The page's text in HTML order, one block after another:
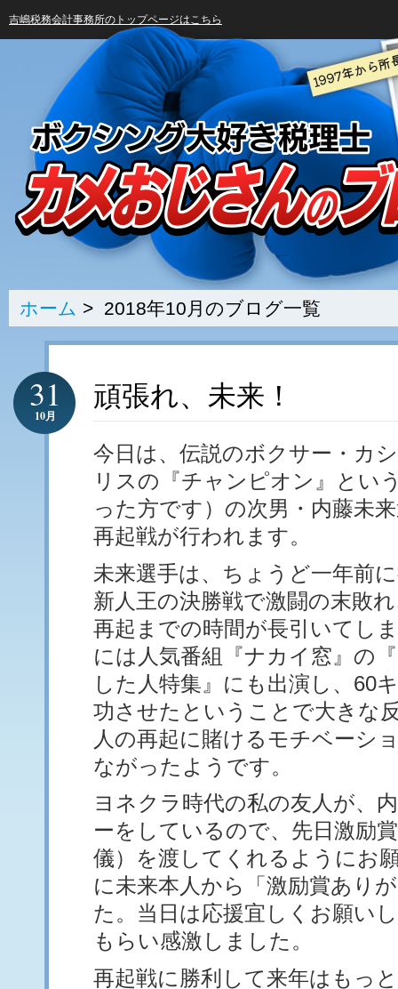
吉嶋税務会計事務所のトップページはこちら
ホーム > 2018年10月のブログ一覧
頑張れ、未来！
31
10月
今日は、伝説のボクサー・カ
リスの『チャンピオン』とい
った方です）の次男・内藤未
再起戦が行われます。
未来選手は、ちょうど一年前
新人王の決勝戦で激闘の末敗
再起までの時間が長引いてし
には人気番組『ナカイ窓』の
した人特集』にも出演し、60
功させたということで大きな
人の再起に賭けるモチベーシ
ながったようです。
ヨネクラ時代の私の友人が、
ーをしているので、先日激励
儀）を渡してくれるようにお
に未来本人から「激励賞あり
た。当日は応援宜しくお願い
もらい感激しました。
再起戦に勝利して来年はもっ